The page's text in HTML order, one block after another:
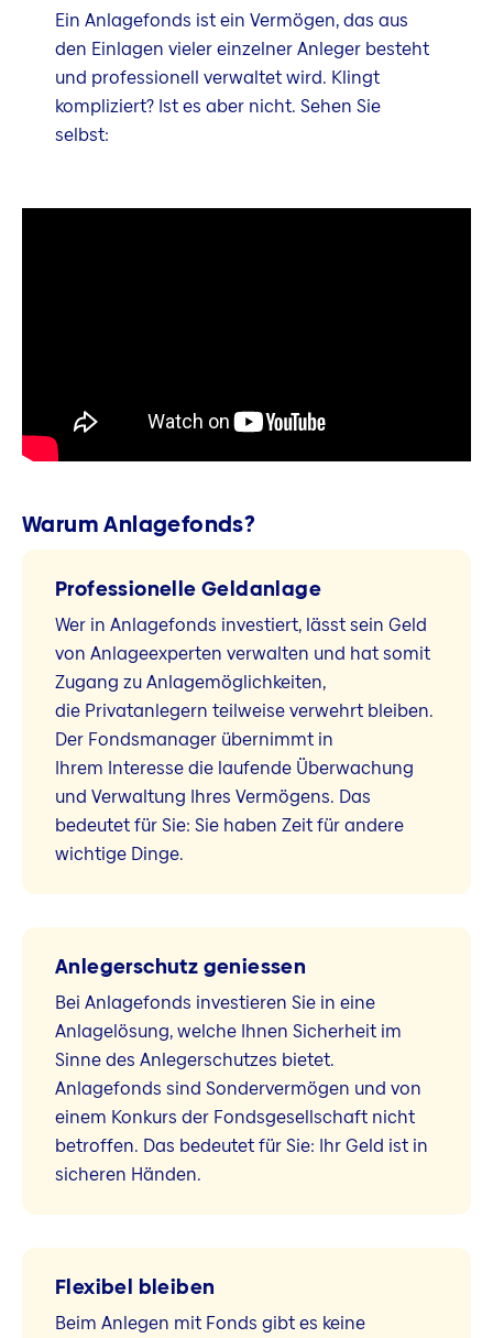
Ein Anlagefonds ist ein Vermögen, das aus
den Einlagen vieler einzelner Anleger besteht
und professionell verwaltet wird. Klingt
kompliziert? Ist es aber nicht. Sehen Sie
selbst:
Warum Anlagefonds?
Professionelle Geldanlage
Wer in Anlagefonds investiert, lässt sein Geld
von Anlageexperten verwalten und hat somit
Zugang zu Anlagemöglichkeiten,
die Privatanlegern teilweise verwehrt bleiben.
Der Fondsmanager übernimmt in
Ihrem Interesse die laufende Überwachung
und Verwaltung Ihres Vermögens. Das
bedeutet für Sie: Sie haben Zeit für andere
wichtige Dinge.
Anlegerschutz geniessen
Bei Anlagefonds investieren Sie in eine
Anlagelösung, welche Ihnen Sicherheit im
Sinne des Anlegerschutzes bietet.
Anlagefonds sind Sondervermögen und von
einem Konkurs der Fondsgesellschaft nicht
betroffen. Das bedeutet für Sie: Ihr Geld ist in
sicheren Händen.
Flexibel bleiben
Beim Anlegen mit Fonds gibt es keine